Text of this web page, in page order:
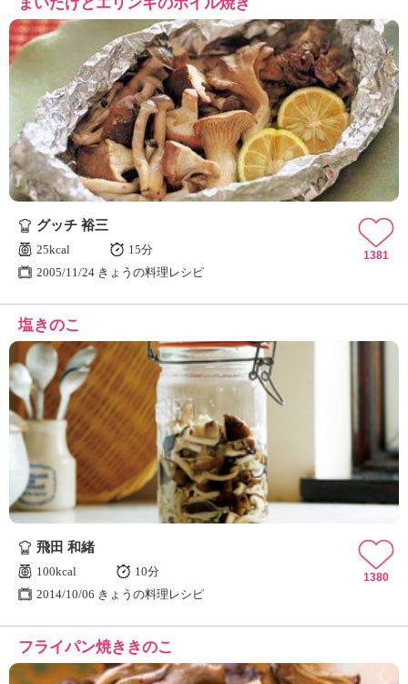
グッチ 裕三
25kcal
15分
2005/11/24 きょうの料理レシピ
1381
塩きのこ
飛田 和緒
100kcal
10分
2014/10/06 きょうの料理レシピ
1380
フライパン焼ききのこ